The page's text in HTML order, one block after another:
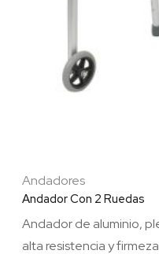
Andadores
Andador Con 2 Ruedas
Andador de aluminio,
alta resistencia y